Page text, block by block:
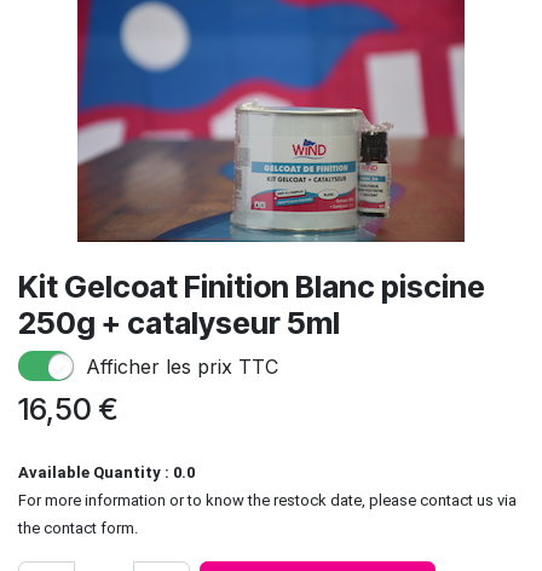
Kit Gelcoat Finition Blanc piscine
250g + catalyseur 5ml
Afficher les prix TTC
16,50 €
Available Quantity : 0.0
For more information or to know the restock date, please contact us via
the contact form.